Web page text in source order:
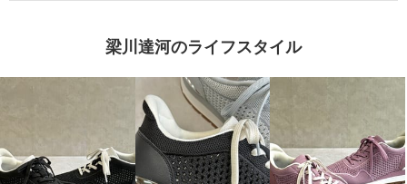
梁川達河のライフスタイル